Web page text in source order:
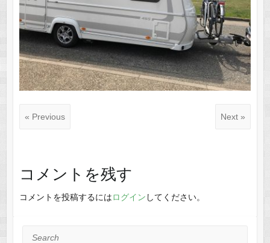
« Previous Next »
コメントを残す
コメントを投稿するにはログイン してください。
Search